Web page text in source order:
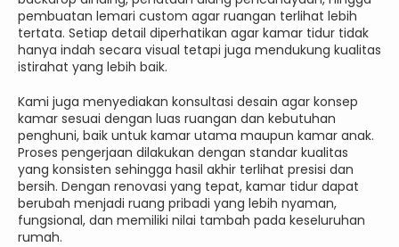
pembuatan lemari custom agar ruangan terlihat lebih
tertata. Setiap detail diperhatikan agar kamar tidur tidak
hanya indah secara visual tetapi juga mendukung kualitas
istirahat yang lebih baik.
Kami juga menyediakan konsultasi desain agar konsep
kamar sesuai dengan luas ruangan dan kebutuhan
penghuni, baik untuk kamar utama maupun kamar anak.
Proses pengerjaan dilakukan dengan standar kualitas
yang konsisten sehingga hasil akhir terlihat presisi dan
bersih. Dengan renovasi yang tepat, kamar tidur dapat
berubah menjadi ruang pribadi yang lebih nyaman,
fungsional, dan memiliki nilai tambah pada keseluruhan
rumah.